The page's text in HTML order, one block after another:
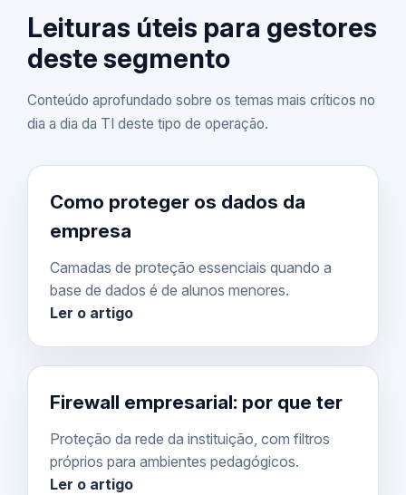
Leituras úteis para gestores
deste segmento
Conteúdo aprofundado sobre os temas mais críticos no
dia a dia da TI deste tipo de operação.
Como proteger os dados da
empresa
Camadas de proteção essenciais quando a
base de dados é de alunos menores.
Ler o artigo
Firewall empresarial: por que ter
Proteção da rede da instituição, com filtros
próprios para ambientes pedagógicos.
Ler o artigo